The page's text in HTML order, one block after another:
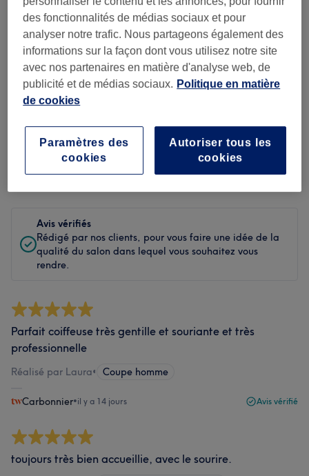
Personnel
Filtrer les avis
beauté
Toutes les prestations
Évaluation Filtrer par évaluation
Avis vérifiés
Rédigé par nos clients, pour vous faire une idée de la
qualité du salon dans lequel vous souhaitez vous
rendre.
Parfait coiffeuse très gentille et souriante et très
professionnelle
Réalisé par Laura• Coupe homme
Carbonnier•il y a 14 jours Avis vérifié
toujours très bien accueillie, avec le sourire.
des fonctionnalités de médias sociaux et pour
analyser notre trafic. Nous partageons également des
informations sur la façon dont vous utilisez notre site
avec nos partenaires en matière d'analyse web, de
publicité et de médias sociaux. Politique en matière
de cookies
Autoriser tous les
cookies
Paramètres des
cookies